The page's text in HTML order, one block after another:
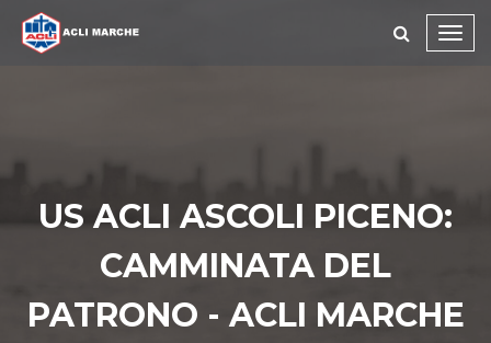
US ACLI ASCOLI PICENO:
CAMMINATA DEL
PATRONO - ACLI MARCHE